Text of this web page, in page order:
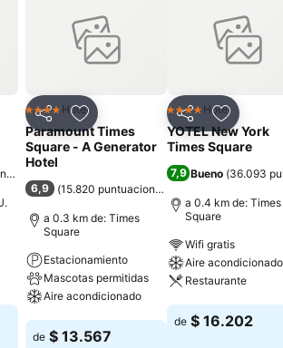
gastronómico, cuenta con una cafetería, un
Para completar las prestaciones, se ofrece
Podrás aparcar tu vehículo en el
CompartirAñadir a favoritos
4 EstrellasHotel
Paramount Times
Square - A Generator
Hotel
6,9 (15.820 puntuaciones
a 0.3 km de: Times
Square
Estacionamiento
Mascotas permitidas
Aire acondicionado
Ver precios
de $ 13.567
CompartirAñadir
4 EstrellasHotel
YOTEL New York
Times Square
7,9 Bueno (36.093
a 0.4 km de: Times
Square
Wifi gratis
Aire acondicionado
Restaurante
Ver precios
de $ 16.202